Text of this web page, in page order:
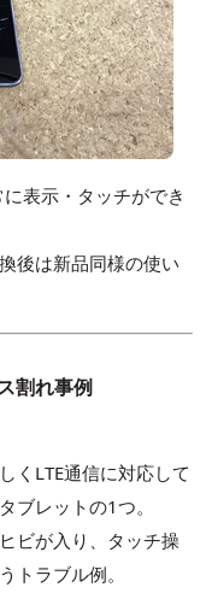
表示・タッチができ
後は新品同様の使い
割れ事例
くLTE通信に対応して
ブレットの1つ。
ビが入り、タッチ操
トラブル例。